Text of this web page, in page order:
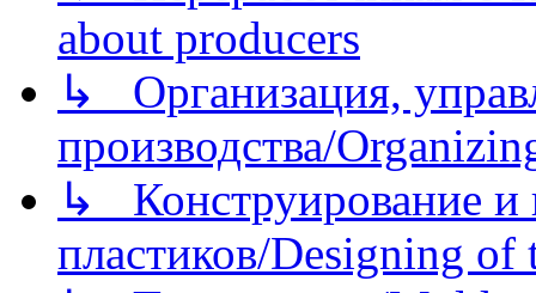
about producers
↳ Организация,
производства/
↳ Конструирование и
пластиков/Designing of